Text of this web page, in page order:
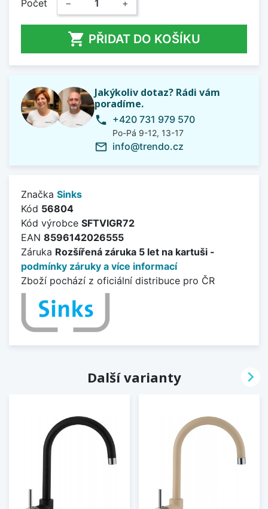
Počet − +
 PŘIDAT DO KOŠÍKU
Jakýkoliv dotaz? Rádi vám
poradíme.
phone +420 731 979 570
Po-Pá 9-12, 13-17
mail_outline info@trendo.cz
Značka Sinks
Kód 56804
Kód výrobce SFTVIGR72
EAN 8596142026555
Záruka Rozšířená záruka 5 let na kartuši -
podmínky záruky a více informací
Zboží pochází z oficiální distribuce pro ČR
Další varianty 